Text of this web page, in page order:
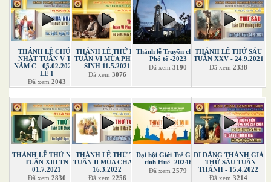
THÁNH LỄ CHÚA
NHẬT TUẦN V TN
NĂM C - 05.02.2022 -
LỄ 1
Đã xem 2043
THÁNH LỄ THỨ BA
TUẦN VI MÙA PHỤC
SINH 11.5.2021
Đã xem 3076
Thánh lễ Truyền chức
Phó tế -2023
Đã xem3190
THÁNH LỄ THỨ SÁU
TUẦN XXV - 24.9.2021
Đã xem2338
THÁNH LỄ THỨ NĂM
TUẦN XIII TN
01.7.2021
Đã xem 2830
THÁNH LỄ THỨ TƯ
TUẦN II MÙA CHAY -
16.3.2022
Đã xem 2256
Đại hội Giới Trẻ Giáo
tỉnh Huế -2024f
Đã xem2579
ĐI DÀNG THÁNH GIÁ
- THỨ SÁU TUẦN
THÁNH - 15.4.2022
Đã xem3214